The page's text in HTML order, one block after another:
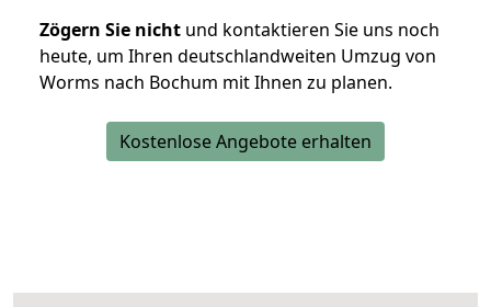
Zögern Sie nicht und kontaktieren Sie uns noch
heute, um Ihren deutschlandweiten Umzug von
Worms nach Bochum mit Ihnen zu planen.
Kostenlose Angebote erhalten